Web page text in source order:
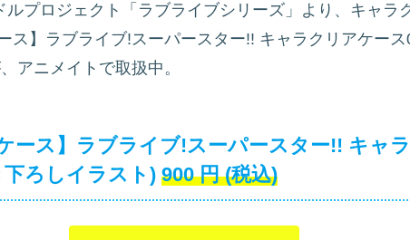
ルプロジェクト「ラブライブシリーズ」より、キャラ
ス】ラブライブ!スーパースター!! キャラクリアケー
アニメイトで取扱中。
ース】ラブライブ!スーパースター!! キャ
ろしイラスト) 900 円 (税込)